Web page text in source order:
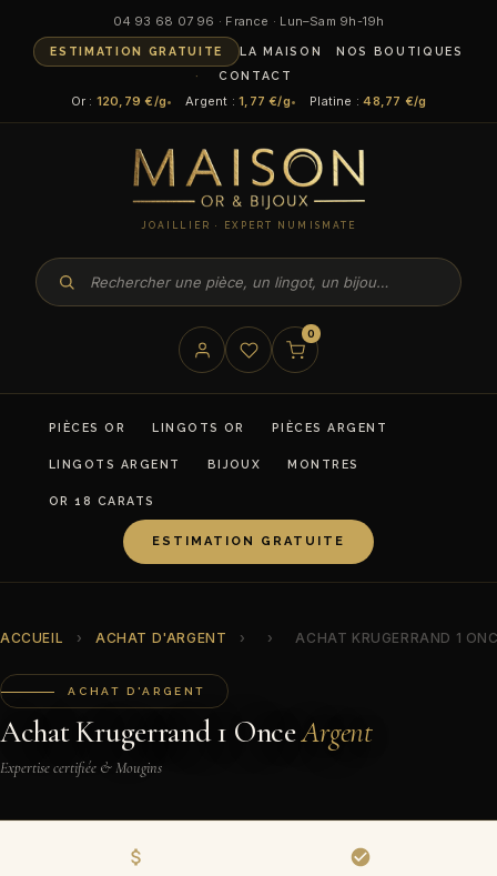
04 93 68 07 96 · France · Lun–Sam 9h-19h
ESTIMATION GRATUITE LA MAISON
NOS BOUTIQUES
CONTACT
Or : 120,79 €/g Argent :1,77 €/g Platine :48,77 €/g
JOAILLIER · EXPERT NUMISMATE
0
PIÈCES OR LINGOTS OR PIÈCES ARGENT
LINGOTS ARGENT BIJOUX MONTRES
OR 18 CARATS
ESTIMATION GRATUITE
ACCUEIL › ACHAT D'ARGENT › › ACHAT KRUGERRAND 1
ACHAT D'ARGENT
Achat Krugerrand 1 OnceArgent
Expertise certifiée & Mougins